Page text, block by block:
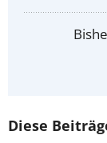
Diese